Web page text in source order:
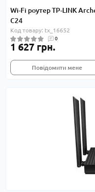
Wi-Fi роутер TP-LINK
C24
Код товару: tx_16652
0
1 627 грн.
Повідомити мене